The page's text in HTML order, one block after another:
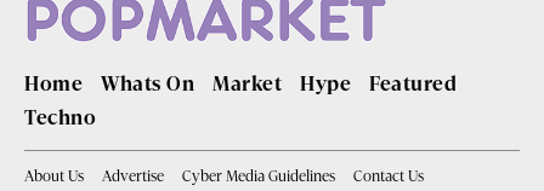
Home Whats On Market Hype
Featured
Techno
About Us Advertise Cyber Media Guidelines Contact Us